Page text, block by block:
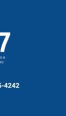
4242